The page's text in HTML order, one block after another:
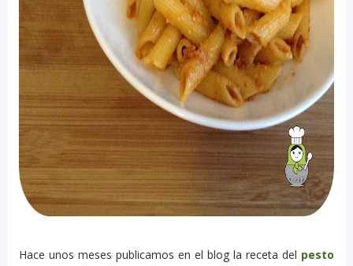
Hace unos meses publicamos en el blog la receta del pesto